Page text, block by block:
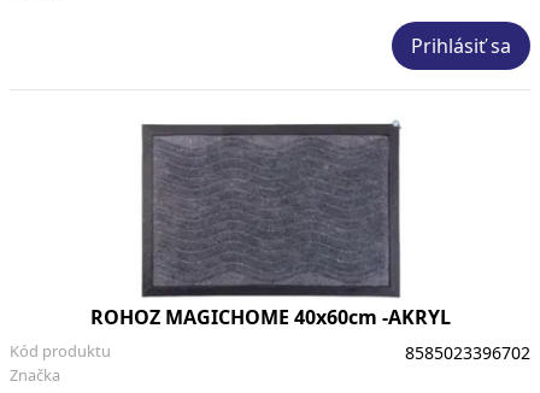
Prihlásiť sa
ROHOZ MAGICHOME 40x60cm -AKRYL
Značka
Kód produktu 8585023396702